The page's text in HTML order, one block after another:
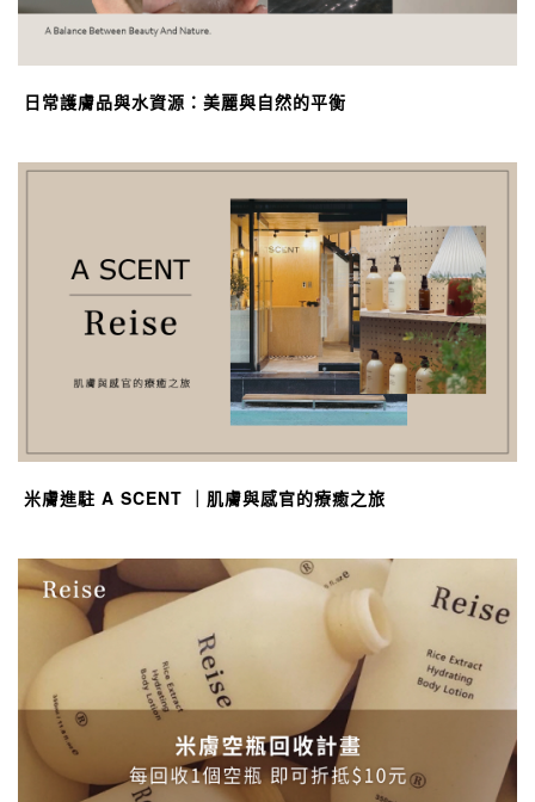
日常護膚品與水資源：美麗與自然的平衡
米膚進駐 A SCENT ｜肌膚與感官的療癒之旅